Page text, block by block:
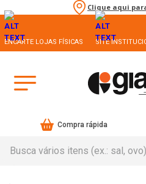
Clique aqui
ENCARTE LOJAS FÍSICAS SITE
Compra rápida